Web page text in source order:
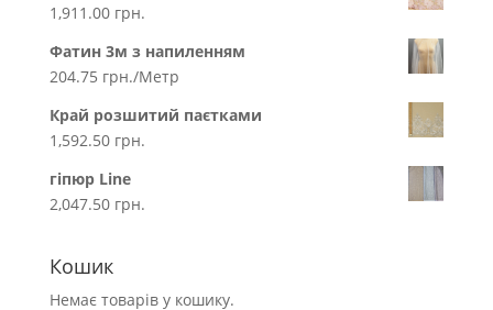
1,911.00 грн.
Фатин 3м з напиленням
204.75 грн./Метр
Край розшитий паєтками
1,592.50 грн.
гіпюр Line
2,047.50 грн.
Кошик
Немає товарів у кошику.